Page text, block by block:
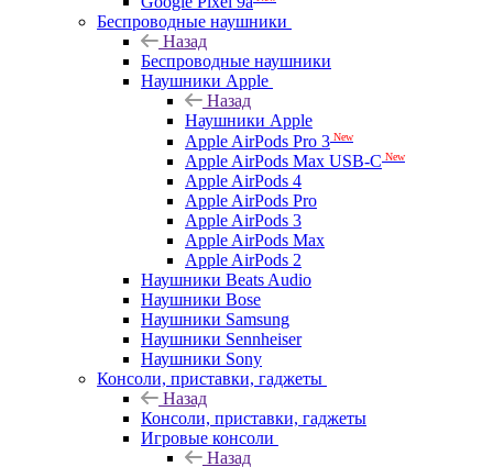
Беспроводные наушники
Назад
Беспроводные наушники
Наушники Apple
Назад
Наушники Apple
Apple AirPods Pro 3 New
Apple AirPods Max USB-C New
Apple AirPods 4
Apple AirPods Pro
Apple AirPods 3
Apple AirPods Max
Apple AirPods 2
Наушники Beats Audio
Наушники Bose
Наушники Samsung
Наушники Sennheiser
Наушники Sony
Консоли, приставки, гаджеты
Назад
Консоли, приставки, гаджеты
Игровые консоли
Назад